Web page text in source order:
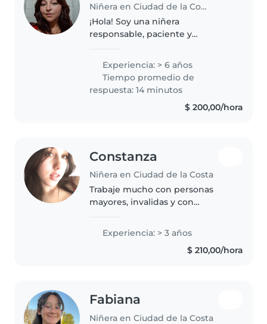
Niñera en Ciudad de la Costa
¡Hola! Soy una niñera
responsable, paciente y
todas las edades. Me encanta
leer cuentos, hacer
manualidades y jugar con..
Experiencia: > 6 años
Tiempo promedio de
respuesta: 14 minutos
$ 200,00/hora
Constanza
Niñera en Ciudad de la Costa
Trabaje mucho con personas
mayores, invalidas y con
gustan mucho los niños y suelo
conectar mucho con ellos, no
tengo problema para hacer otro
Experiencia: > 3 años
$ 210,00/hora
Fabiana
Niñera en Ciudad de la Costa